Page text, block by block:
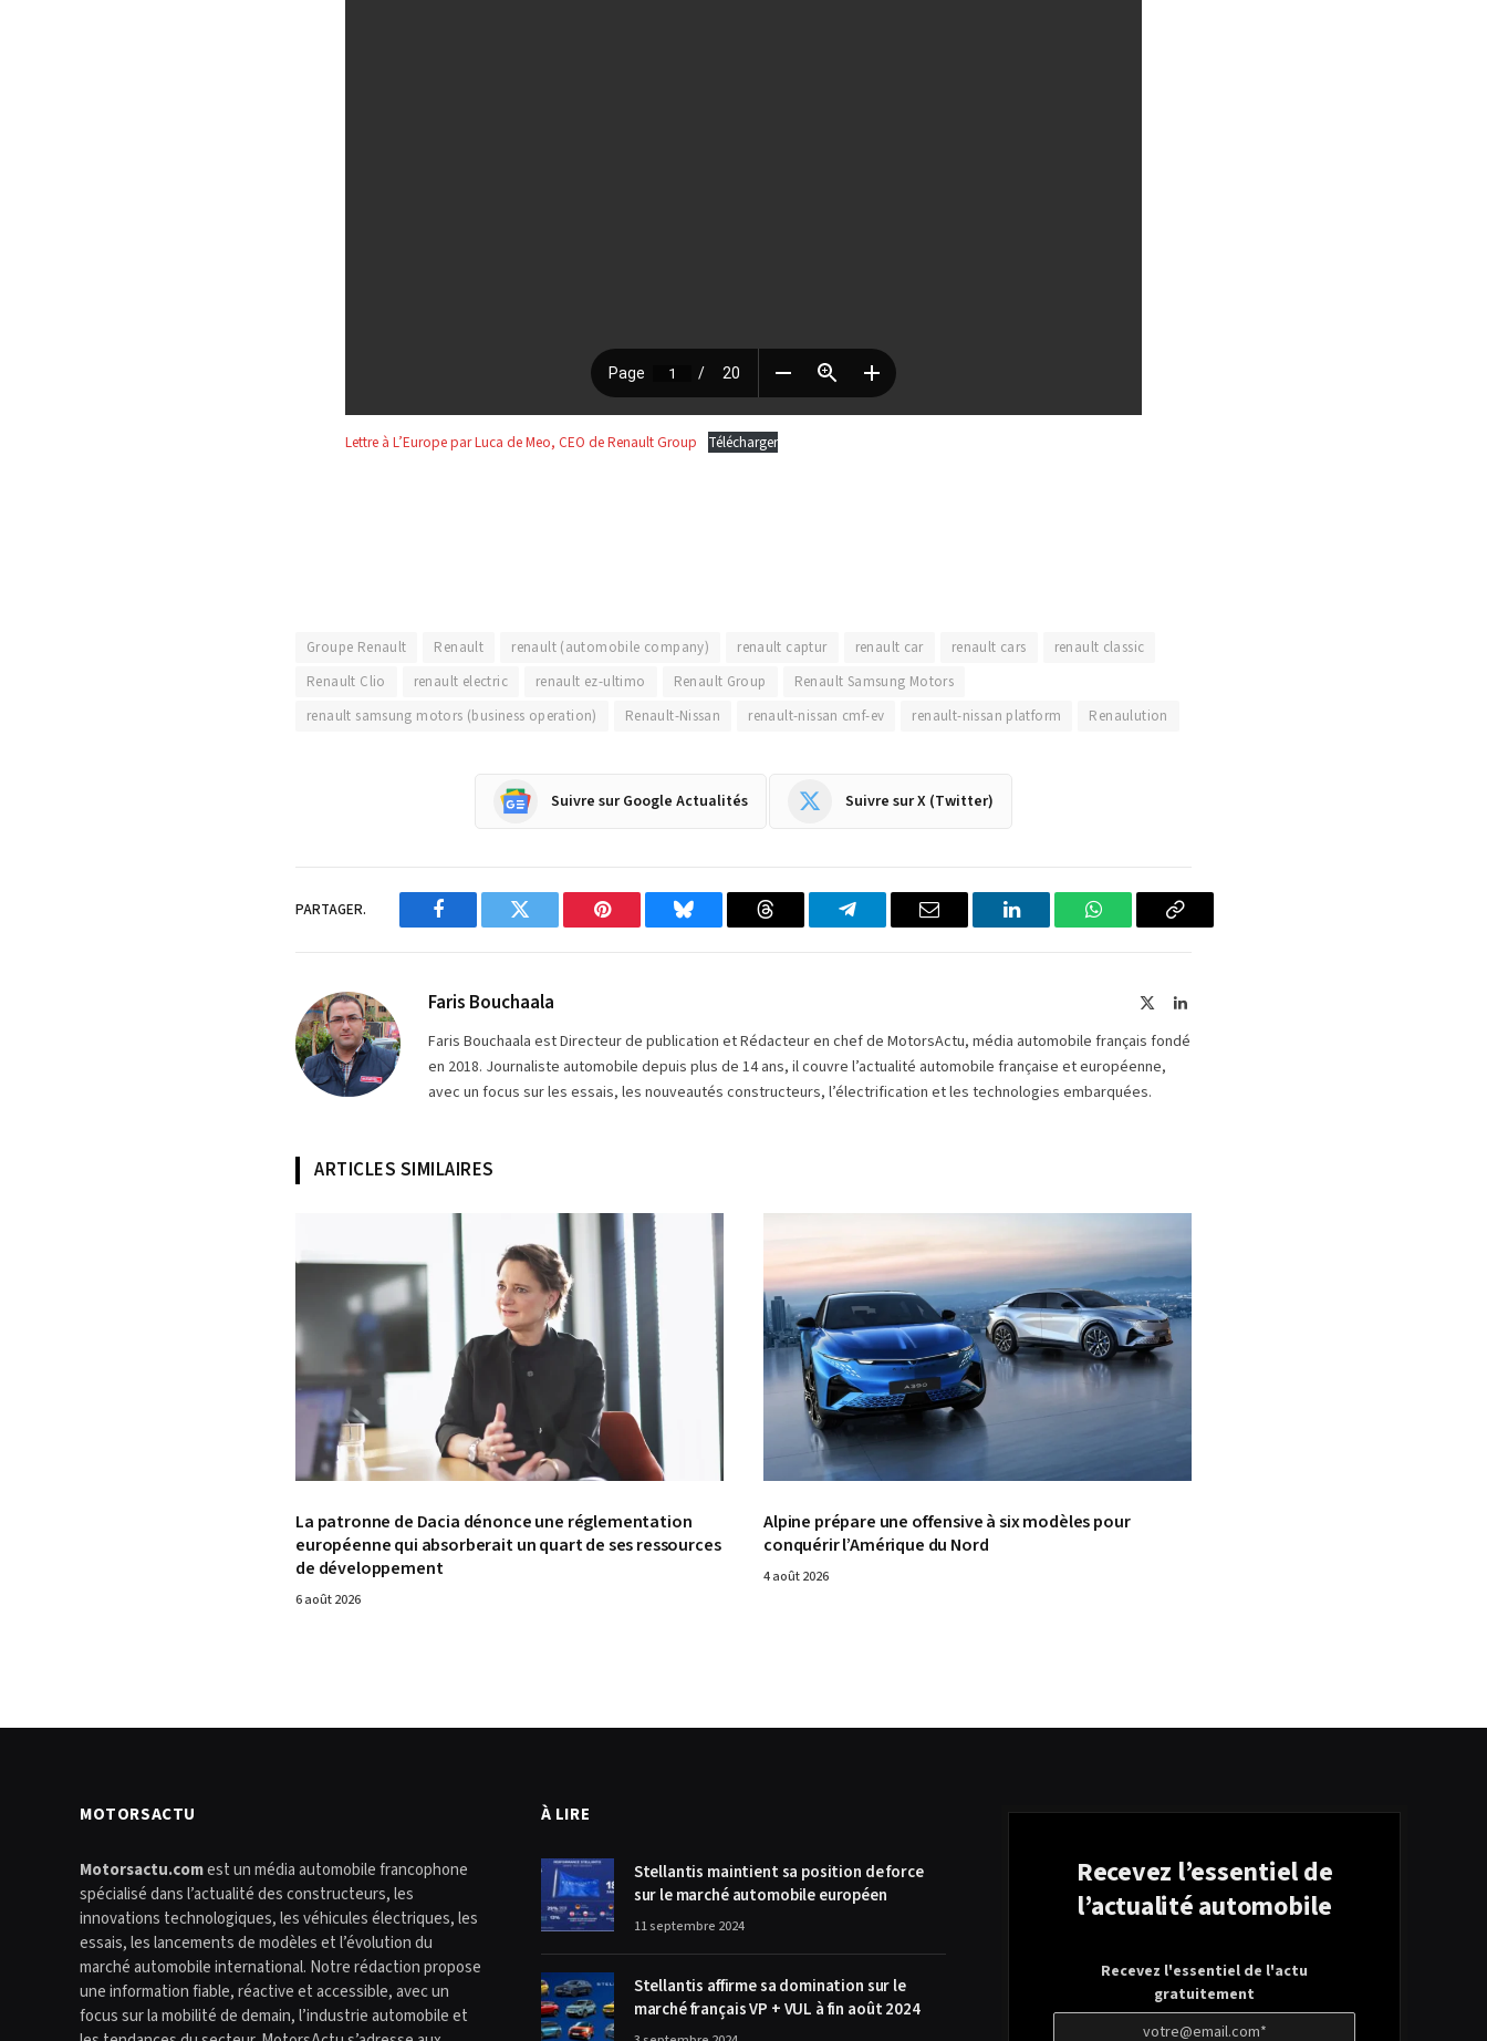
Lettre à L’Europe par Luca de Meo, CEO de Renault Group Télécharger
Groupe Renault Renault renault (automobile company) renault captur renault car renault cars
renault classic
Renault Clio
renault electric renault ez-ultimo Renault Group
Renault Samsung Motors
renault samsung motors (business operation)
Renault-Nissan renault-nissan cmf-ev renault-nissan platform Renaulution
Suivre sur Google Actualités Suivre sur X (Twitter)
PARTAGER.
Facebook Twitter Pinterest Bluesky Threads
Partager
Email LinkedIn WhatsAppCopier
lien
Faris Bouchaala LinkedIn
Faris Bouchaala est Directeur de publication et Rédacteur en chef de MotorsActu, média automobile français fondé
en 2018. Journaliste automobile depuis plus de 14 ans, il couvre l’actualité automobile française et européenne,
avec un focus sur les essais, les nouveautés constructeurs, l’électrification et les technologies embarquées.
ARTICLES SIMILAIRES
La patronne de Dacia dénonce une réglementation
européenne qui absorberait un quart de ses ressources
de développement
6 août 2026
Alpine prépare une offensive à six modèles pour
conquérir l’Amérique du Nord
4 août 2026
MOTORSACTU
Motorsactu.comest un média automobile francophone
spécialisé dans l’actualité des constructeurs, les
innovations technologiques, les véhicules électriques, les
essais, les lancements de modèles et l’évolution du
marché automobile international. Notre rédaction propose
une information fiable, réactive et accessible, avec un
focus sur la mobilité de demain, l’industrie automobile et
À LIRE
Stellantis maintient sa position de force
sur le marché automobile européen
11 septembre 2024
Stellantis affirme sa domination sur le
marché français VP + VUL à fin août 2024
Recevez l’essentiel de
l’actualité automobile
Recevez l'essentiel de l'actu
gratuitement